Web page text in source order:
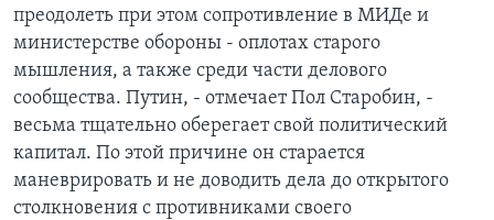
преодолеть при этом сопротивление в МИДе и
министерстве обороны - оплотах старого
мышления, а также среди части делового
сообщества. Путин, - отмечает Пол Старобин, -
весьма тщательно оберегает свой политический
капитал. По этой причине он старается
маневрировать и не доводить дела до открытого
столкновения с противниками своего